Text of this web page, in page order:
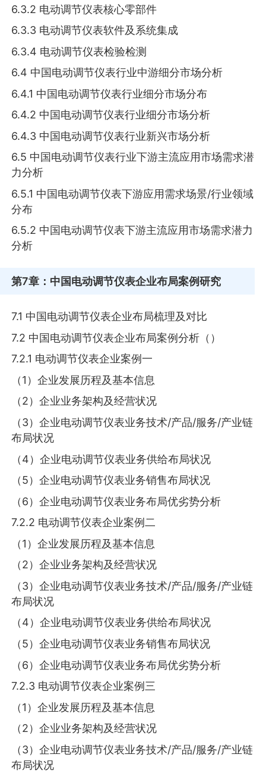
6.3.2 电动调节仪表核心零部件
6.3.3 电动调节仪表软件及系统集成
6.3.4 电动调节仪表检验检测
6.4 中国电动调节仪表行业中游细分市场分析
6.4.1 中国电动调节仪表行业细分市场分布
6.4.2 中国电动调节仪表行业细分市场分析
6.4.3 中国电动调节仪表行业新兴市场分析
6.5 中国电动调节仪表行业下游主流应用市场需求潜
力分析
6.5.1 中国电动调节仪表下游应用需求场景/行业领域
分布
6.5.2 中国电动调节仪表下游主流应用市场需求潜力
分析
第7章 ：中国电动调节仪表企业布局案例研究
7.1 中国电动调节仪表企业布局梳理及对比
7.2 中国电动调节仪表企业布局案例分析（）
7.2.1 电动调节仪表企业案例一
（1）企业发展历程及基本信息
（2）企业业务架构及经营状况
（3）企业电动调节仪表业务技术/产品/服务/产业链
布局状况
（4）企业电动调节仪表业务供给布局状况
（5）企业电动调节仪表业务销售布局状况
（6）企业电动调节仪表业务布局优劣势分析
7.2.2 电动调节仪表企业案例二
（1）企业发展历程及基本信息
（2）企业业务架构及经营状况
（3）企业电动调节仪表业务技术/产品/服务/产业链
布局状况
（4）企业电动调节仪表业务供给布局状况
（5）企业电动调节仪表业务销售布局状况
（6）企业电动调节仪表业务布局优劣势分析
7.2.3 电动调节仪表企业案例三
（1）企业发展历程及基本信息
（2）企业业务架构及经营状况
（3）企业电动调节仪表业务技术/产品/服务/产业链
布局状况